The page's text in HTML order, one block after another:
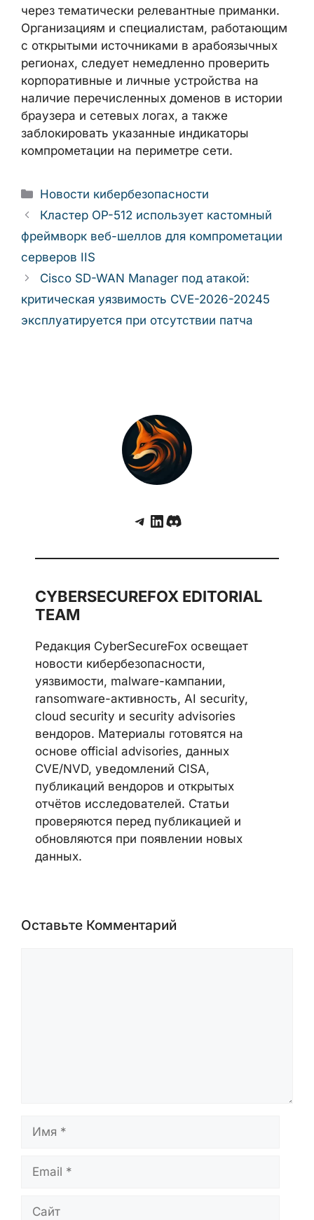
Кампания Asin демонстрирует
целенаправленный подход к
компрометации конкретной
профессиональной аудитории через
тематически релевантные приманки.
Организациям и специалистам,
работающим с открытыми источниками в
арабоязычных регионах, следует
немедленно проверить корпоративные и
перечисленных доменов в истории
браузера и сетевых логах, а также
заблокировать указанные индикаторы
компрометации на периметре сети.
Новости кибербезопасности
эксплуатируется при отсутствии патча
CYBERSECUREFOX EDITORIAL
TEAM
Редакция CyberSecureFox освещает
новости кибербезопасности,
уязвимости, malware-кампании,
ransomware-активность, AI security,
cloud security и security advisories
вендоров. Материалы готовятся на
основе official advisories, данных
CVE/NVD, уведомлений CISA,
проверяются перед публикацией и
обновляются при появлении новых